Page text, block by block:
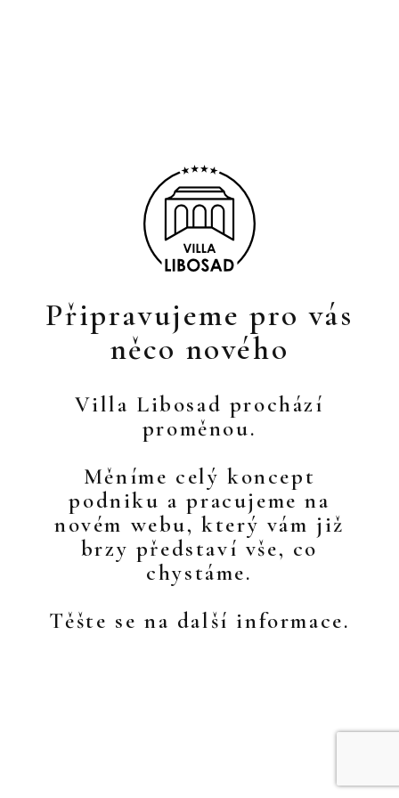
Připravujeme pro vás
něco nového
Villa Libosad prochází
proměnou.
Měníme celý koncept
podniku a pracujeme na
novém webu, který vám již
brzy představí vše, co
chystáme.
Těšte se na další informace.